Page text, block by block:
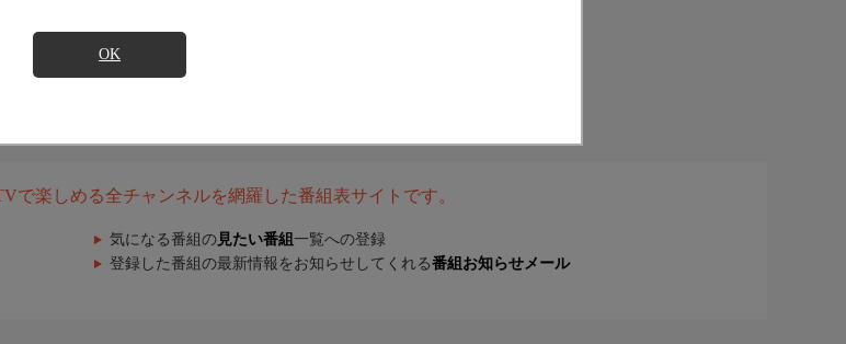
OK
で楽しめる全チャンネルを網羅した番組表サイトです。
気になる番組の 見たい番組 一覧への登録
登録した番組の最新情報をお知らせしてくれる番組お知らせメール